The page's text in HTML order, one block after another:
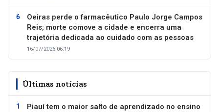
Oeiras perde o farmacêutico Paulo Jorge Campos
Reis; morte comove a cidade e encerra uma
trajetória dedicada ao cuidado com as pessoas
16/07/2026 06:19
Últimas notícias
Piauí tem o maior salto de aprendizado no ensino